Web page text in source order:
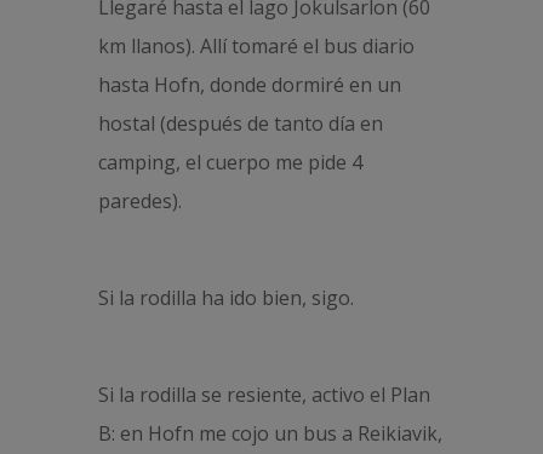
Llegaré hasta el lago Jokulsarlon (60
km llanos). Allí tomaré el bus diario
hasta Hofn, donde dormiré en un
hostal (después de tanto día en
camping, el cuerpo me pide 4
paredes).
Si la rodilla ha ido bien, sigo.
Si la rodilla se resiente, activo el Plan
B: en Hofn me cojo un bus a Reikiavik,